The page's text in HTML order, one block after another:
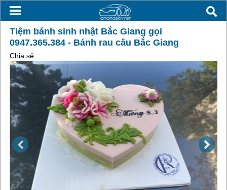
Tiệm bánh sinh nhật Bắc Giang gọi
0947.365.384 - Bánh rau câu Bắc Giang
Chia sẻ: